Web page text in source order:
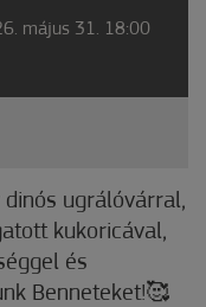
május 31. 18:00
ugrálóvárral,
kukoricával,
és
Benneteket!🥰